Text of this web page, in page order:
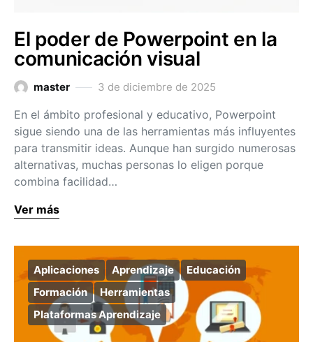
El poder de Powerpoint en la
comunicación visual
master 3 de diciembre de 2025
En el ámbito profesional y educativo, Powerpoint
sigue siendo una de las herramientas más influyentes
para transmitir ideas. Aunque han surgido numerosas
alternativas, muchas personas lo eligen porque
combina facilidad…
Ver más
Aplicaciones Aprendizaje
Educación
Formación
Herramientas
Plataformas Aprendizaje